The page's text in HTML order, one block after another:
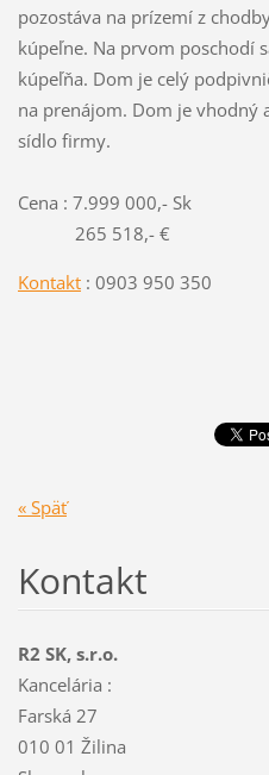
pozostáva na prízemí z
kúpeľne. Na prvom poschodí
kúpeľňa. Dom je celý
na prenájom. Dom je vhodný
sídlo firmy.
Cena : 7.999 000,- Sk
265 518,- €
Kontakt: 0903 950 350
« Späť
Kontakt
R2 SK, s.r.o.
Kancelária :
Farská 27
010 01 Žilina